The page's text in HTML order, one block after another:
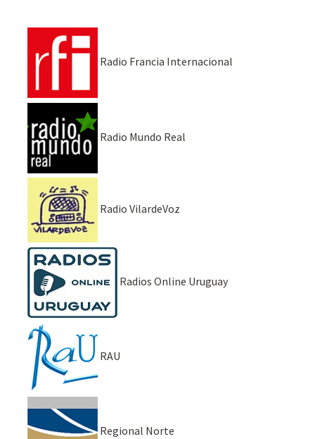
Radio Francia Internacional
Radio Mundo Real
Radio VilardeVoz
Radios Online Uruguay
RAU
Regional Norte